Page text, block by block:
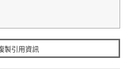
製引用資訊